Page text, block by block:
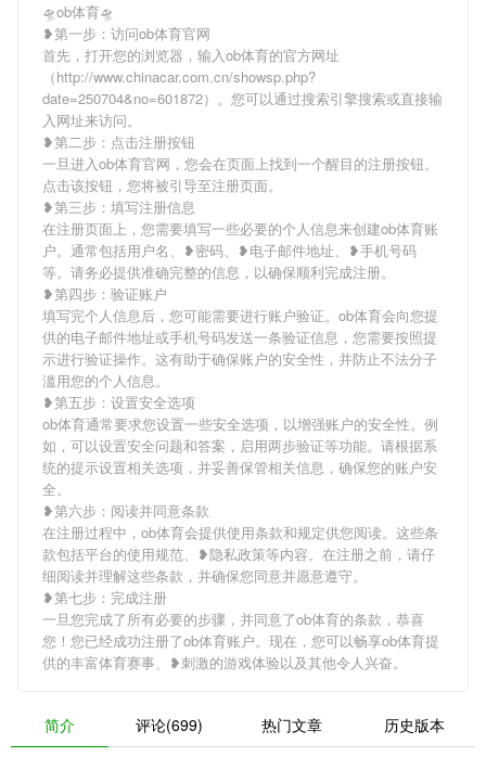
🛸ob体育🛸
❥第一步：访问ob体育官网
首先，打开您的浏览器，输入ob体育的官方网址
（http://www.chinacar.com.cn/showsp.php?
date=250704&no=601872）。您可以通过搜索引擎搜索或直接输
入网址来访问。
❥第二步：点击注册按钮
一旦进入ob体育官网，您会在页面上找到一个醒目的注册按钮。
点击该按钮，您将被引导至注册页面。
❥第三步：填写注册信息
在注册页面上，您需要填写一些必要的个人信息来创建ob体育账
户。通常包括用户名、❥密码、❥电子邮件地址、❥手机号码
等。请务必提供准确完整的信息，以确保顺利完成注册。
❥第四步：验证账户
填写完个人信息后，您可能需要进行账户验证。ob体育会向您提
供的电子邮件地址或手机号码发送一条验证信息，您需要按照提
示进行验证操作。这有助于确保账户的安全性，并防止不法分子
滥用您的个人信息。
❥第五步：设置安全选项
ob体育通常要求您设置一些安全选项，以增强账户的安全性。例
如，可以设置安全问题和答案，启用两步验证等功能。请根据系
统的提示设置相关选项，并妥善保管相关信息，确保您的账户安
全。
❥第六步：阅读并同意条款
在注册过程中，ob体育会提供使用条款和规定供您阅读。这些条
款包括平台的使用规范、❥隐私政策等内容。在注册之前，请仔
细阅读并理解这些条款，并确保您同意并愿意遵守。
❥第七步：完成注册
一旦您完成了所有必要的步骤，并同意了ob体育的条款，恭喜
您！您已经成功注册了ob体育账户。现在，您可以畅享ob体育提
供的丰富体育赛事、❥刺激的游戏体验以及其他令人兴奋。
简介 评论(699) 热门文章 历史版本